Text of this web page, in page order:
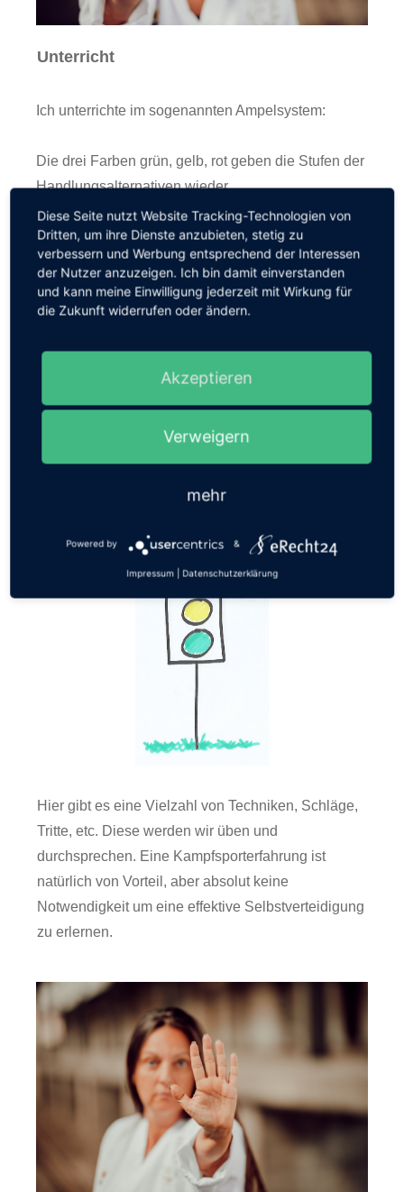
Unterricht
Ich unterrichte im sogenannten Ampelsystem:
Die drei Farben grün, gelb, rot geben die Stufen der
Handlungsalternativen wieder.
Grün beinhaltet den Bereich der Prävention
(=Erkennen und Vermeiden bedrohlicher
Situationen)
Gelbden Bereich der Selbstbehauptung (=Flucht
oder Hilfe) und
Im Idealfall sollte der rote Bereich nie betreten
werden müssen. Sollten wir aber doch in den roten
Bereich kommen, dann müssen wir uns schnell und
Hier gibt es eine Vielzahl von Techniken, Schläge,
Tritte, etc. Diese werden wir üben und
durchsprechen. Eine Kampfsporterfahrung ist
natürlich von Vorteil, aber absolut keine
Notwendigkeit um eine effektive Selbstverteidigung
zu erlernen.
Diese Seite nutzt Website Tracking-Technologien von
Dritten, um ihre Dienste anzubieten, stetig zu
verbessern und Werbung entsprechend der Interessen
der Nutzer anzuzeigen. Ich bin damit einverstanden
und kann meine Einwilligung jederzeit mit Wirkung für
die Zukunft widerrufen oder ändern.
Akzeptieren
Verweigern
mehr
Powered by &
Impressum | Datenschutzerklärung